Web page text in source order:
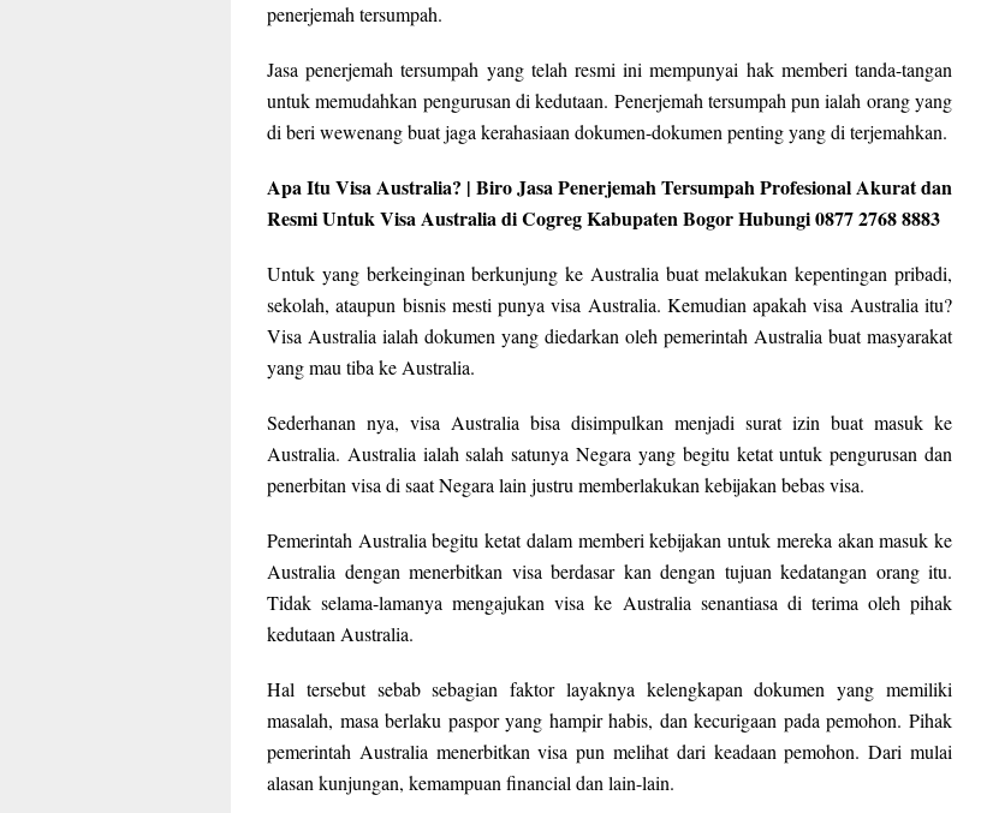
penerjemah tersumpah.
Jasa penerjemah tersumpah yang telah resmi ini mempunyai hak memberi tanda-tangan
untuk memudahkan pengurusan di kedutaan. Penerjemah tersumpah pun ialah orang yang
di beri wewenang buat jaga kerahasiaan dokumen-dokumen penting yang di terjemahkan.
Apa Itu Visa Australia? | Biro Jasa Penerjemah Tersumpah Profesional Akurat dan
Resmi Untuk Visa Australia di Cogreg Kabupaten Bogor Hubungi 0877 2768 8883
Untuk yang berkeinginan berkunjung ke Australia buat melakukan kepentingan pribadi,
sekolah, ataupun bisnis mesti punya visa Australia. Kemudian apakah visa Australia itu?
Visa Australia ialah dokumen yang diedarkan oleh pemerintah Australia buat masyarakat
yang mau tiba ke Australia.
Sederhanan nya, visa Australia bisa disimpulkan menjadi surat izin buat masuk ke
Australia. Australia ialah salah satunya Negara yang begitu ketat untuk pengurusan dan
penerbitan visa di saat Negara lain justru memberlakukan kebijakan bebas visa.
Pemerintah Australia begitu ketat dalam memberi kebijakan untuk mereka akan masuk ke
Australia dengan menerbitkan visa berdasar kan dengan tujuan kedatangan orang itu.
Tidak selama-lamanya mengajukan visa ke Australia senantiasa di terima oleh pihak
kedutaan Australia.
Hal tersebut sebab sebagian faktor layaknya kelengkapan dokumen yang memiliki
masalah, masa berlaku paspor yang hampir habis, dan kecurigaan pada pemohon. Pihak
pemerintah Australia menerbitkan visa pun melihat dari keadaan pemohon. Dari mulai
alasan kunjungan, kemampuan financial dan lain-lain.